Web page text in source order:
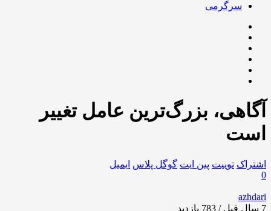
سرگرمی
آگاهی، بزرگ‌ترین عامل تغییر
است
اشتراک توییت پین ایت گوگل‌ پلاس ایمیل
0
azhdari
7 سال قبل / 783
بازدید